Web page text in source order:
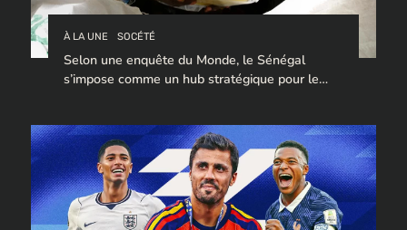
À LA UNE SOCÉTÉ
Selon une enquête du Monde, le Sénégal
s’impose comme un hub stratégique pour le